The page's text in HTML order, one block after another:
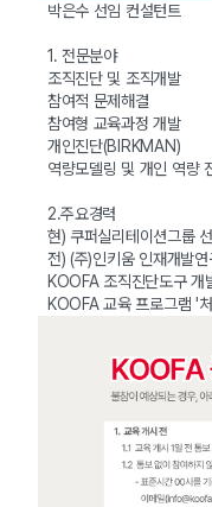
박은수 선임 컨설턴트
1. 전문분야
조직진단 및 조직개발
참여적 문제해결
참여형 교육과정 개발
개인진단(BIRKMAN)
역량모델링 및 개인 역량
2.주요경력
현) 쿠퍼실리테이션그룹
전) (주)인키움 인재개발
KOOFA 조직진단도구
KOOFA 교육 프로그램 '